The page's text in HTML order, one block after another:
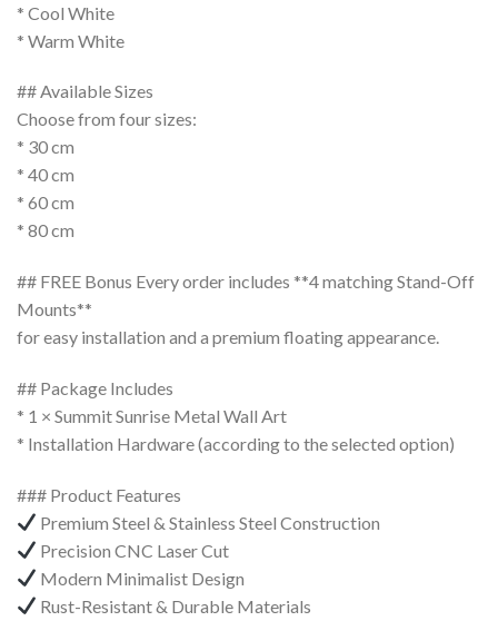
* Cool White
* Warm White
## Available Sizes
Choose from four sizes:
* 30 cm
* 40 cm
* 60 cm
* 80 cm
## FREE Bonus Every order includes **4 matching Stand-Off
Mounts**
for easy installation and a premium floating appearance.
## Package Includes
* 1 × Summit Sunrise Metal Wall Art
* Installation Hardware (according to the selected option)
### Product Features
Premium Steel & Stainless Steel Construction
Precision CNC Laser Cut
Modern Minimalist Design
Rust-Resistant & Durable Materials